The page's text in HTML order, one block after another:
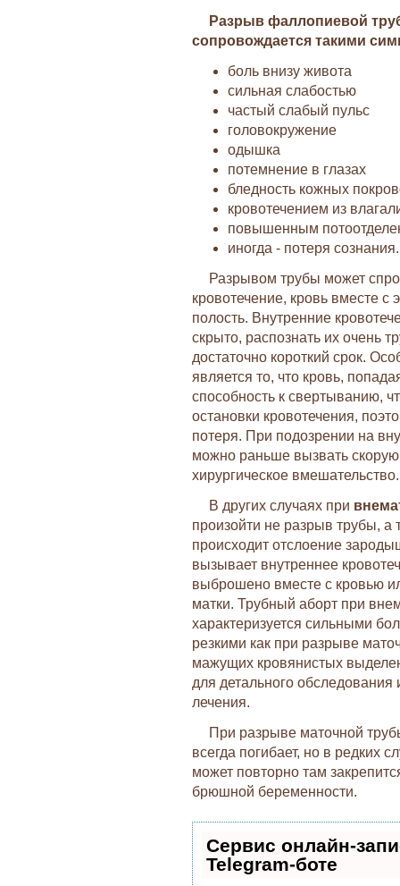
Разрыв фаллопиевой
сопровождается такими
боль внизу живота
сильная слабостью
частый слабый пульс
головокружение
одышка
потемнение в глазах
бледность кожных
кровотечением из
повышенным
иногда - потеря сознания.
Разрывом трубы может
кровотечение, кровь вместе
полость. Внутренние
скрыто, распознать их очень
достаточно короткий срок.
является то, что кровь,
способность к свертыванию,
остановки кровотечения,
потеря. При подозрении на
можно раньше вызвать
хирургическое вмешательство.
В других случаях при
произойти не разрыв трубы, а
происходит отслоение
вызывает внутреннее
выброшено вместе с кровью
матки. Трубный аборт при
характеризуется сильными
резкими как при разрыве
мажущих кровянистых
для детального
лечения.
При разрыве маточной
всегда погибает, но в редких
может повторно там
брюшной беременности.
Сервис онлайн-
Telegram-боте